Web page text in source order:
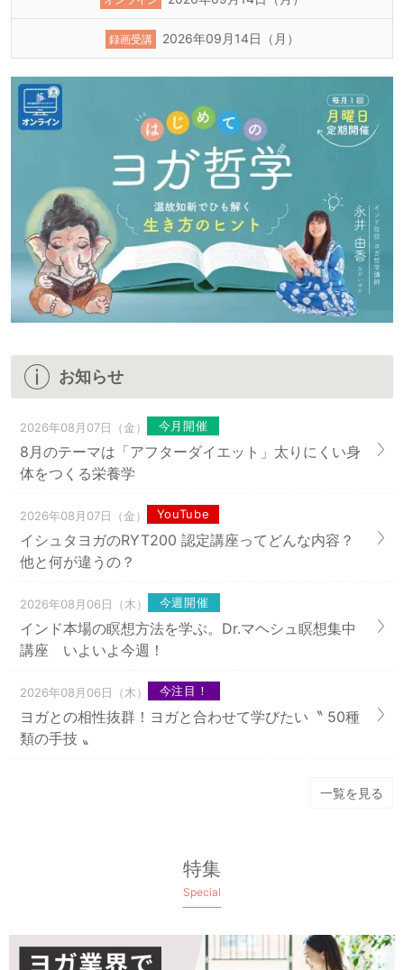
録画受講 2026年09月14日（月）
お知らせ
2026年08月07日（金） 今月開催
8月のテーマは「アフターダイエット」太りにくい身
体をつくる栄養学
2026年08月07日（金） YouTube
イシュタヨガのRYT200 認定講座ってどんな内容？
他と何が違うの？
2026年08月06日（木） 今週開催
インド本場の瞑想方法を学ぶ。Dr.マヘシュ瞑想集中
講座 いよいよ今週！
2026年08月06日（木） 今注目！
ヨガとの相性抜群！ヨガと合わせて学びたい〝 50種
類の手技 〟
一覧を見る
特集
Special